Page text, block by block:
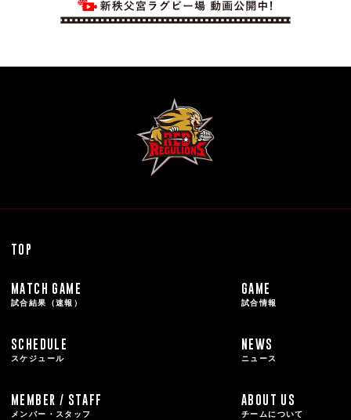
TOP
MATCH GAME
試合結果（速報）
GAME
試合情報
SCHEDULE
スケジュール
NEWS
ニュース
MEMBER / STAFF
メンバー・スタッフ
ABOUT US
チームについて